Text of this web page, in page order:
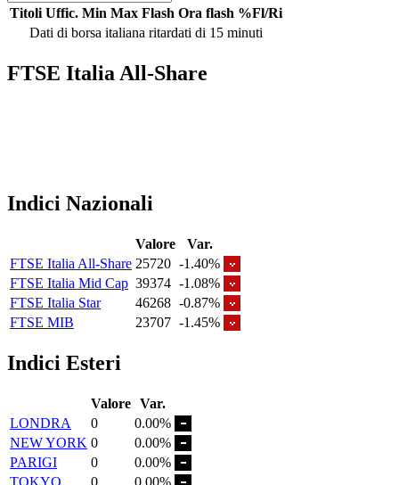
Titoli Uffic. Min Max Flash Ora flash %Fl/Ri
Dati di borsa italiana ritardati di 15 minuti
FTSE Italia All-Share
Indici Nazionali
Valore
Var.
FTSE Italia All-Share 25720 -1.40%
FTSE Italia Mid Cap 39374 -1.08%
FTSE Italia Star
46268 -0.87%
FTSE MIB
23707 -1.45%
Indici Esteri
Valore Var.
LONDRA
0
0.00%
NEW YORK 0
0.00%
PARIGI
0
0.00%
TOKYO
0
0.00%